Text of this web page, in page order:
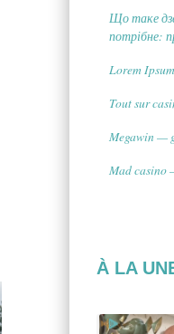
Що таке
потрібне:
Lorem Ipsum
Tout sur
Megawin —
Mad casino
À LA